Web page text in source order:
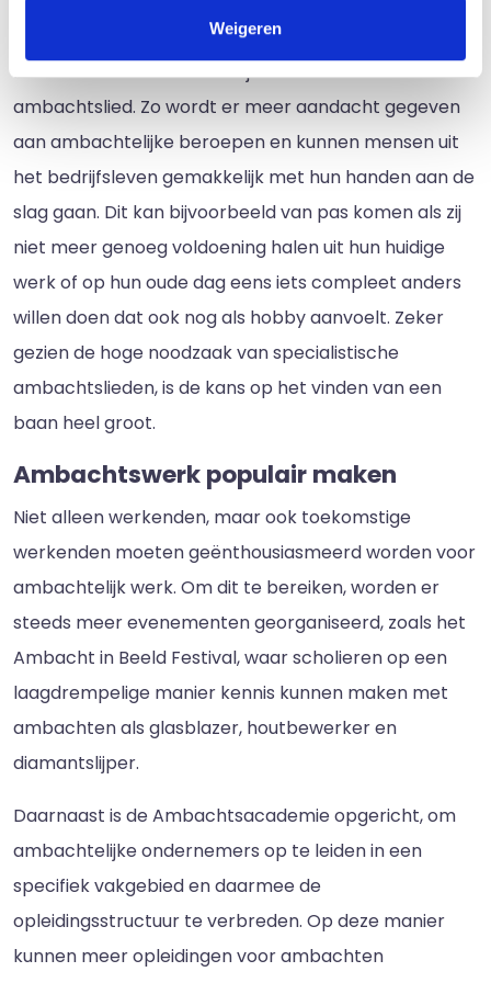
Weigeren
Verder moet het ook makkelijker worden voor
mensen om zich te laten bij- en omscholen tot
ambachtslied. Zo wordt er meer aandacht gegeven
aan ambachtelijke beroepen en kunnen mensen uit
het bedrijfsleven gemakkelijk met hun handen aan de
slag gaan. Dit kan bijvoorbeeld van pas komen als zij
niet meer genoeg voldoening halen uit hun huidige
werk of op hun oude dag eens iets compleet anders
willen doen dat ook nog als hobby aanvoelt. Zeker
gezien de hoge noodzaak van specialistische
ambachtslieden, is de kans op het vinden van een
baan heel groot.
Ambachtswerk populair maken
Niet alleen werkenden, maar ook toekomstige
werkenden moeten geënthousiasmeerd worden voor
ambachtelijk werk. Om dit te bereiken, worden er
steeds meer evenementen georganiseerd, zoals het
Ambacht in Beeld Festival, waar scholieren op een
laagdrempelige manier kennis kunnen maken met
ambachten als glasblazer, houtbewerker en
diamantslijper.
Daarnaast is de Ambachtsacademie opgericht, om
ambachtelijke ondernemers op te leiden in een
specifiek vakgebied en daarmee de
opleidingsstructuur te verbreden. Op deze manier
kunnen meer opleidingen voor ambachten